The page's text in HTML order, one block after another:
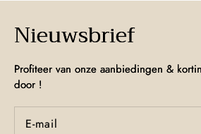
Nieuwsbrief
Profiteer van onze aanbiedingen &
door !
E‑mail